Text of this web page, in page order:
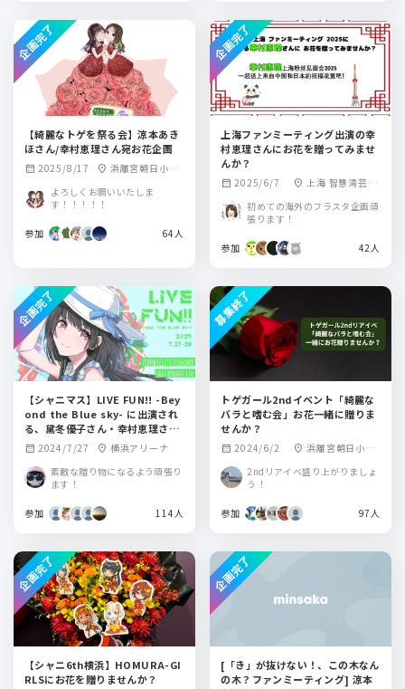
【綺麗なトゲを祭る会】涼本あき
ほさん/幸村恵理さん宛お花企画
calendar_month 2025/8/17 location_on 浜離宮朝日小ホ
よろしくお願いいたしま
す！！！！！
参加 64人
企画完了
上海ファンミーティング出演の幸
村恵理さんにお花を贈ってみませ
んか？
calendar_month 2025/6/7 location_on
上海 智慧湾芸術
初めての海外のフラスタ企画頑
張ります！
参加 42人
企画完了
【シャニマス】LIVE FUN!! -Bey
ond the Blue sky- に出演され
る、黛冬優子さん・幸村恵理さん
へお花を贈りませんか
calendar_month 2024/7/27 location_on 横浜アリーナ
素敵な贈り物になるよう頑張り
ます！
参加 114人
企画完了
トゲガール2ndイベント「綺麗な
バラと嗜む会」お花一緒に贈りま
せんか？
calendar_month 2024/6/2 location_on 浜離宮朝日小ホ
2ndリアイベ盛り上がりましょ
う！
参加 97人
募集終了
【シャニ6th横浜】HOMURA-GI
RLSにお花を贈りませんか？
企画完了
[「き」が抜けない！、この木なん
の木？ファンミーティング] 涼本
企画完了